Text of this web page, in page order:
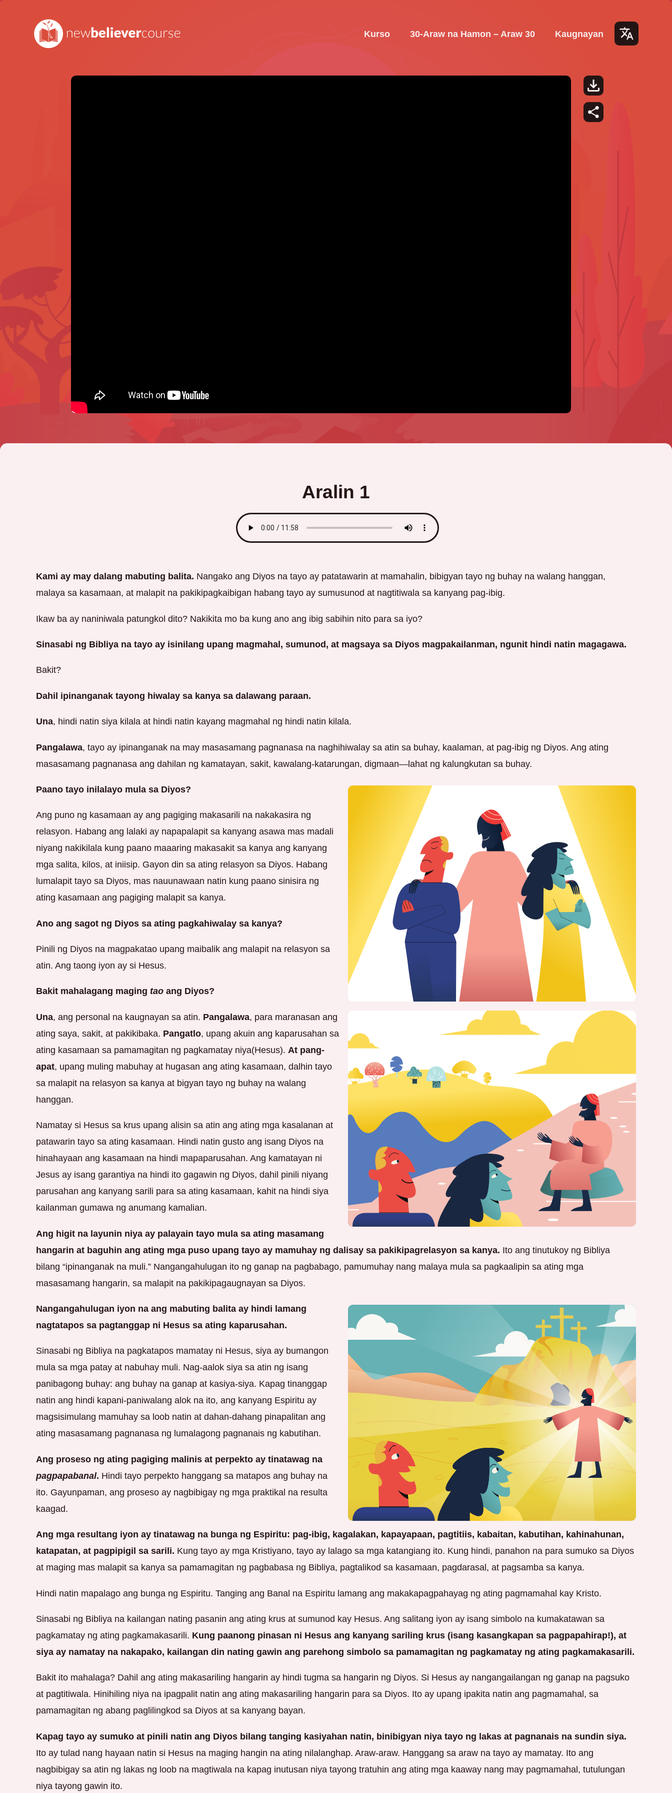
Kurso 30-Araw na Hamon – Araw 30 Kaugnayan
Aralin 1
Kami ay may dalang mabuting balita. Nangako ang Diyos na tayo ay patatawarin at mamahalin, bibigyan tayo ng buhay na walang hanggan,
malaya sa kasamaan, at malapit na pakikipagkaibigan habang tayo ay sumusunod at nagtitiwala sa kanyang pag-ibig.
Ikaw ba ay naniniwala patungkol dito? Nakikita mo ba kung ano ang ibig sabihin nito para sa iyo?
Sinasabi ng Bibliya na tayo ay isinilang upang magmahal, sumunod, at magsaya sa Diyos magpakailanman, ngunit hindi natin magagawa.
Bakit?
Dahil ipinanganak tayong hiwalay sa kanya sa dalawang paraan.
Una, hindi natin siya kilala at hindi natin kayang magmahal ng hindi natin kilala.
Pangalawa, tayo ay ipinanganak na may masasamang pagnanasa na naghihiwalay sa atin sa buhay, kaalaman, at pag-ibig ng Diyos. Ang ating
masasamang pagnanasa ang dahilan ng kamatayan, sakit, kawalang-katarungan, digmaan—lahat ng kalungkutan sa buhay.
Paano tayo inilalayo mula sa Diyos?
Ang puno ng kasamaan ay ang pagiging makasarili na nakakasira ng
relasyon. Habang ang lalaki ay napapalapit sa kanyang asawa mas madali
niyang nakikilala kung paano maaaring makasakit sa kanya ang kanyang
mga salita, kilos, at iniisip. Gayon din sa ating relasyon sa Diyos. Habang
lumalapit tayo sa Diyos, mas nauunawaan natin kung paano sinisira ng
ating kasamaan ang pagiging malapit sa kanya.
Ano ang sagot ng Diyos sa ating pagkahiwalay sa kanya?
Pinili ng Diyos na magpakatao upang maibalik ang malapit na relasyon sa
atin. Ang taong iyon ay si Hesus.
Bakit mahalagang maging tao ang Diyos?
Una, ang personal na kaugnayan sa atin. Pangalawa, para maranasan ang
ating saya, sakit, at pakikibaka. Pangatlo, upang akuin ang kaparusahan sa
ating kasamaan sa pamamagitan ng pagkamatay niya(Hesus). At pang-
apat, upang muling mabuhay at hugasan ang ating kasamaan, dalhin tayo
sa malapit na relasyon sa kanya at bigyan tayo ng buhay na walang
hanggan.
Namatay si Hesus sa krus upang alisin sa atin ang ating mga kasalanan at
patawarin tayo sa ating kasamaan. Hindi natin gusto ang isang Diyos na
hinahayaan ang kasamaan na hindi mapaparusahan. Ang kamatayan ni
Jesus ay isang garantiya na hindi ito gagawin ng Diyos, dahil pinili niyang
parusahan ang kanyang sarili para sa ating kasamaan, kahit na hindi siya
kailanman gumawa ng anumang kamalian.
Ang higit na layunin niya ay palayain tayo mula sa ating masamang
hangarin at baguhin ang ating mga puso upang tayo ay mamuhay ng dalisay sa pakikipagrelasyon sa kanya. Ito ang tinutukoy ng Bibliya
bilang “ipinanganak na muli.” Nangangahulugan ito ng ganap na pagbabago, pamumuhay nang malaya mula sa pagkaalipin sa ating mga
masasamang hangarin, sa malapit na pakikipagaugnayan sa Diyos.
Nangangahulugan iyon na ang mabuting balita ay hindi lamang
nagtatapos sa pagtanggap ni Hesus sa ating kaparusahan.
Sinasabi ng Bibliya na pagkatapos mamatay ni Hesus, siya ay bumangon
mula sa mga patay at nabuhay muli. Nag-aalok siya sa atin ng isang
panibagong buhay: ang buhay na ganap at kasiya-siya. Kapag tinanggap
natin ang hindi kapani-paniwalang alok na ito, ang kanyang Espiritu ay
magsisimulang mamuhay sa loob natin at dahan-dahang pinapalitan ang
ating masasamang pagnanasa ng lumalagong pagnanais ng kabutihan.
Ang proseso ng ating pagiging malinis at perpekto ay tinatawag na
pagpapabanal. Hindi tayo perpekto hanggang sa matapos ang buhay na
ito. Gayunpaman, ang proseso ay nagbibigay ng mga praktikal na resulta
kaagad.
Ang mga resultang iyon ay tinatawag na bunga ng Espiritu: pag-ibig, kagalakan, kapayapaan, pagtitiis, kabaitan, kabutihan, kahinahunan,
katapatan, at pagpipigil sa sarili. Kung tayo ay mga Kristiyano, tayo ay lalago sa mga katangiang ito. Kung hindi, panahon na para sumuko sa Diyos
at maging mas malapit sa kanya sa pamamagitan ng pagbabasa ng Bibliya, pagtalikod sa kasamaan, pagdarasal, at pagsamba sa kanya.
Hindi natin mapalago ang bunga ng Espiritu. Tanging ang Banal na Espiritu lamang ang makakapagpahayag ng ating pagmamahal kay Kristo.
Sinasabi ng Bibliya na kailangan nating pasanin ang ating krus at sumunod kay Hesus. Ang salitang iyon ay isang simbolo na kumakatawan sa
pagkamatay ng ating pagkamakasarili. Kung paanong pinasan ni Hesus ang kanyang sariling krus (isang kasangkapan sa pagpapahirap!), at
siya ay namatay na nakapako, kailangan din nating gawin ang parehong simbolo sa pamamagitan ng pagkamatay ng ating pagkamakasarili.
Bakit ito mahalaga? Dahil ang ating makasariling hangarin ay hindi tugma sa hangarin ng Diyos. Si Hesus ay nangangailangan ng ganap na pagsuko
at pagtitiwala. Hinihiling niya na ipagpalit natin ang ating makasariling hangarin para sa Diyos. Ito ay upang ipakita natin ang pagmamahal, sa
pamamagitan ng abang paglilingkod sa Diyos at sa kanyang bayan.
Kapag tayo ay sumuko at pinili natin ang Diyos bilang tanging kasiyahan natin, binibigyan niya tayo ng lakas at pagnanais na sundin siya.
Ito ay tulad nang hayaan natin si Hesus na maging hangin na ating nilalanghap. Araw-araw. Hanggang sa araw na tayo ay mamatay. Ito ang
nagbibigay sa atin ng lakas ng loob na magtiwala na kapag inutusan niya tayong tratuhin ang ating mga kaaway nang may pagmamahal, tutulungan
niya tayong gawin ito.